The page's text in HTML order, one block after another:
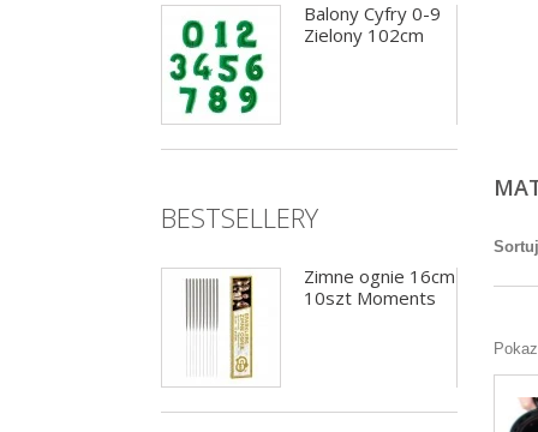
Balony Cyfry 0-9
Zielony 102cm
BESTSELLERY
Zimne ognie 16cm
10szt Moments